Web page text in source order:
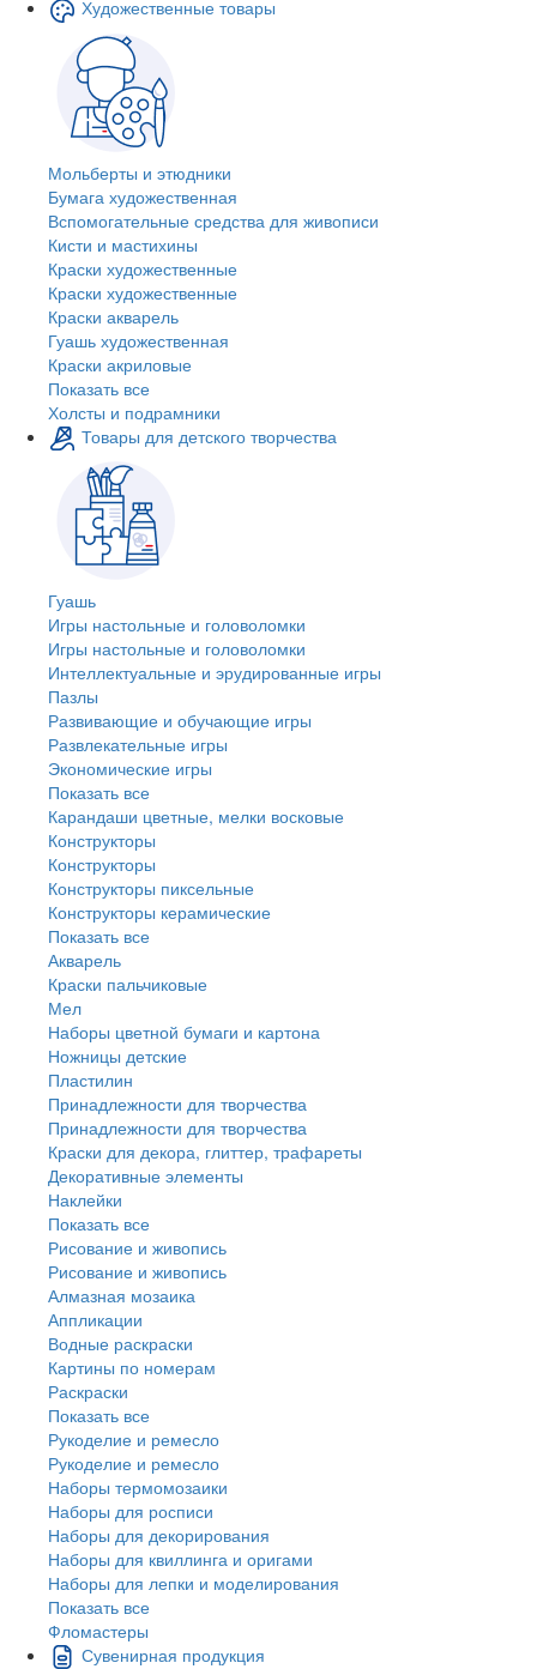
Художественные товары
Мольберты и этюдники
Бумага художественная
Вспомогательные средства для живописи
Кисти и мастихины
Краски художественные
Краски художественные
Краски акварель
Гуашь художественная
Краски акриловые
Показать все
Холсты и подрамники
Товары для детского творчества
Гуашь
Игры настольные и головоломки
Игры настольные и головоломки
Интеллектуальные и эрудированные игры
Пазлы
Развивающие и обучающие игры
Развлекательные игры
Экономические игры
Показать все
Карандаши цветные, мелки восковые
Конструкторы
Конструкторы
Конструкторы пиксельные
Конструкторы керамические
Показать все
Акварель
Краски пальчиковые
Мел
Наборы цветной бумаги и картона
Ножницы детские
Пластилин
Принадлежности для творчества
Принадлежности для творчества
Краски для декора, глиттер, трафареты
Декоративные элементы
Наклейки
Показать все
Рисование и живопись
Рисование и живопись
Алмазная мозаика
Аппликации
Водные раскраски
Картины по номерам
Раскраски
Показать все
Рукоделие и ремесло
Рукоделие и ремесло
Наборы термомозаики
Наборы для росписи
Наборы для декорирования
Наборы для квиллинга и оригами
Наборы для лепки и моделирования
Показать все
Фломастеры
Сувенирная продукция